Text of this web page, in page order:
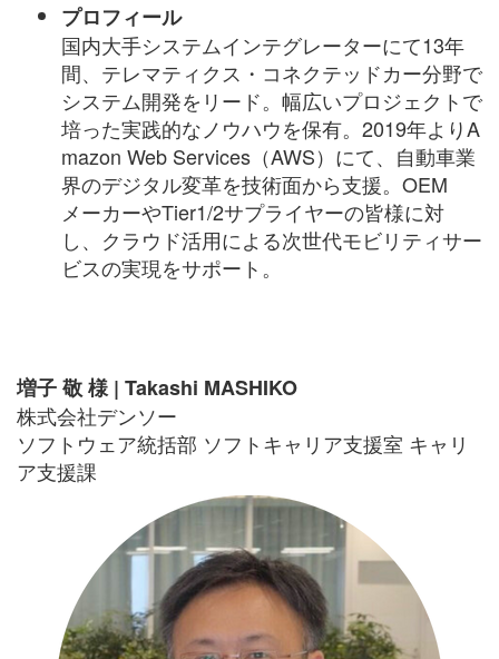
プロフィール
国内大手システムインテグレーターにて13年
間、テレマティクス・コネクテッドカー分野で
システム開発をリード。幅広いプロジェクトで
培った実践的なノウハウを保有。2019年よりA
mazon Web Services（AWS）にて、自動車業
界のデジタル変革を技術面から支援。OEM
メーカーやTier1/2サプライヤーの皆様に対
し、クラウド活用による次世代モビリティサー
ビスの実現をサポート。
増子 敬 様 | Takashi MASHIKO
株式会社デンソー
ソフトウェア統括部 ソフトキャリア支援室 キャリ
ア支援課